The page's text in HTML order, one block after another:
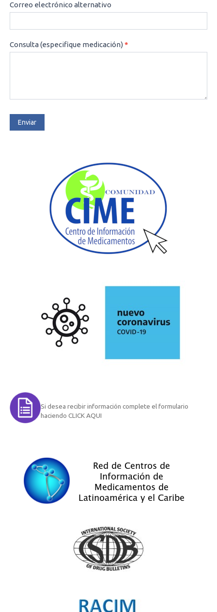
Correo electrónico alternativo
Consulta (especifique medicación)*
Enviar
Si desea recibir información complete el formulario
haciendo CLICK AQUI